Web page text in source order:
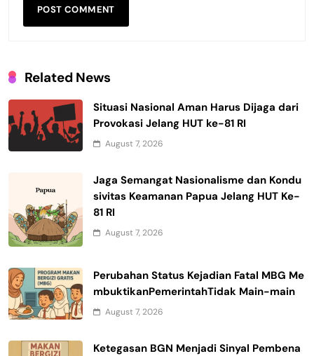
Related News
Situasi Nasional Aman Harus Dijaga dari
Provokasi Jelang HUT ke-81 RI
August 7, 2026
Jaga Semangat Nasionalisme dan Kondu
sivitas Keamanan Papua Jelang HUT Ke-
81 RI
August 7, 2026
Perubahan Status Kejadian Fatal MBG Me
mbuktikanPemerintahTidak Main-main
August 7, 2026
Ketegasan BGN Menjadi Sinyal Pembena